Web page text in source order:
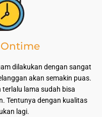
dilakukan dengan sangat
akan semakin puas.
lama sudah bisa
Tentunya dengan kualitas
lagi.